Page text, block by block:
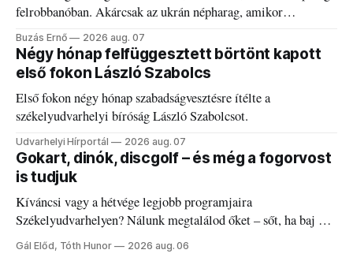
felrobbanóban. Akárcsak az ukrán népharag, amikor
elégedetlen vezetőivel.
Buzás Ernő 2026 aug. 07
Négy hónap felfüggesztett börtönt kapott
első fokon László Szabolcs
Első fokon négy hónap szabadságvesztésre ítélte a
székelyudvarhelyi bíróság László Szabolcsot.
Udvarhelyi Hírportál 2026 aug. 07
Gokart, dinók, discgolf – és még a fogorvost
is tudjuk
Kíváncsi vagy a hétvége legjobb programjaira
Székelyudvarhelyen? Nálunk megtalálod őket – sőt, ha baj van
a fogaddal, a fogorvosi ügyeletet is!
Gál Előd, Tóth Hunor 2026 aug. 06